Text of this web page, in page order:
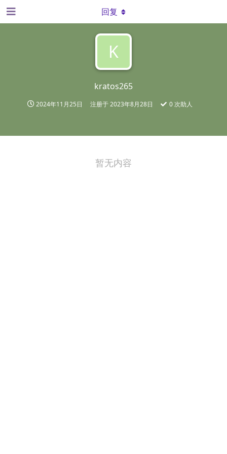
K
kratos265
2024年11月25日 注册于2023年8月28日 0次助人
回复
暂无内容